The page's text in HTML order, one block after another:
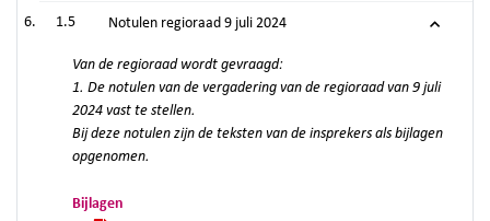
1.5 Notulen regioraad 9 juli 2024
Van de regioraad wordt gevraagd:
1. De notulen van de vergadering van de regioraad van 9 juli
2024 vast te stellen.
Bij deze notulen zijn de teksten van de insprekers als bijlagen
opgenomen.
Bijlagen